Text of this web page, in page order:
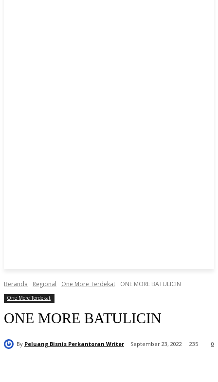
Beranda Regional One More Terdekat ONE MORE BATULICIN
One More Terdekat
ONE MORE BATULICIN
By Peluang Bisnis Perkantoran Writer September 23, 2022 0
235